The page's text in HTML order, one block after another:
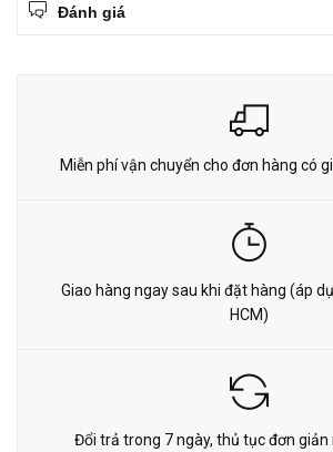
Đánh giá
Miễn phí vận chuyển cho đơn hàng có
Giao hàng ngay sau khi đặt hàng (áp
HCM)
Đổi trả trong 7 ngày, thủ tục đơn giản